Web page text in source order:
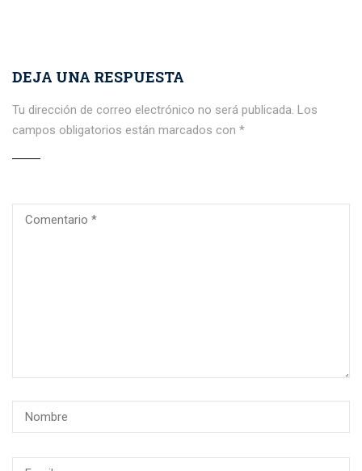
DEJA UNA RESPUESTA
Tu dirección de correo electrónico no será publicada. Los
campos obligatorios están marcados con *